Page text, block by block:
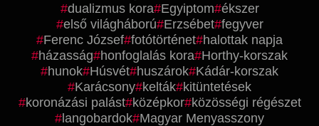
dualizmus kora Egyiptom ékszer
első világháború Erzsébet fegyver
Ferenc József fotótörténet halottak napja
házasság
honfoglalás kora Horthy-korszak
hunok Húsvét huszárok Kádár-korszak
Karácsony kelták kitüntetések
koronázási palást középkor közösségi régészet
langobardok Magyar Menyasszony